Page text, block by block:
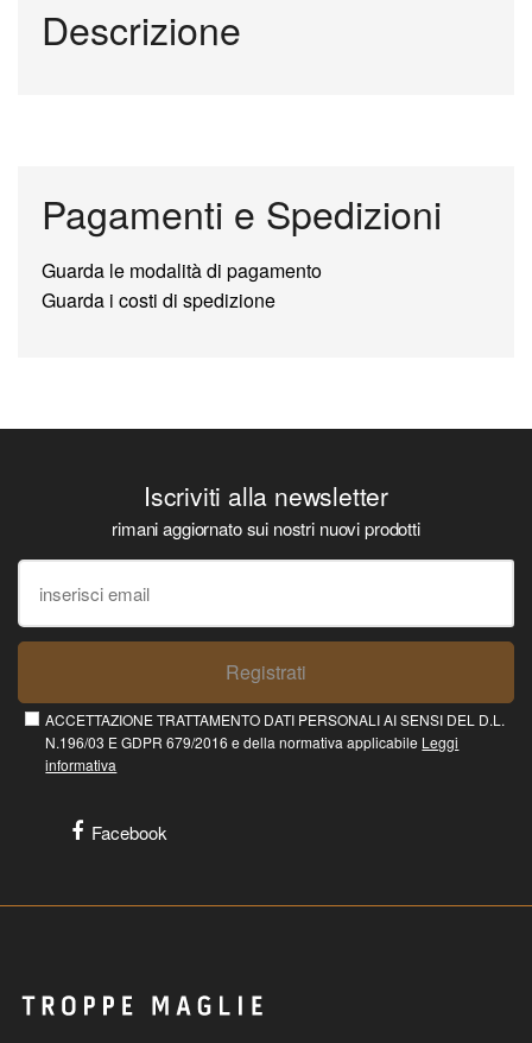
Descrizione
Pagamenti e Spedizioni
Guarda le modalità di pagamento
Guarda i costi di spedizione
Iscriviti alla newsletter
rimani aggiornato sui nostri nuovi prodotti
Registrati
ACCETTAZIONE TRATTAMENTO DATI PERSONALI AI SENSI DEL D.L.
N.196/03 E GDPR 679/2016 e della normativa applicabile Leggi
informativa
Facebook